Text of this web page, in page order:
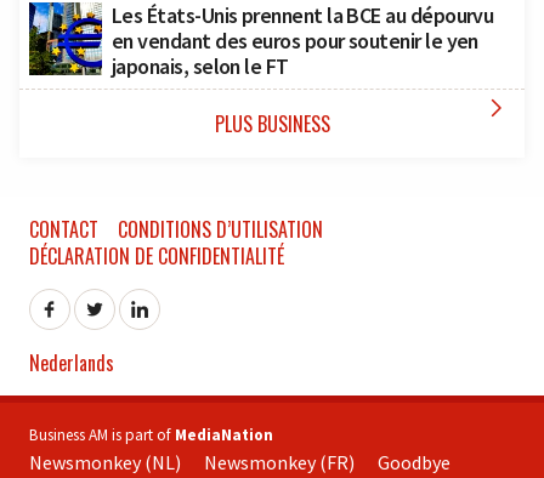
Les États-Unis prennent la BCE au dépourvu
en vendant des euros pour soutenir le yen
japonais, selon le FT
PLUS BUSINESS 
CONTACT
CONDITIONS D’UTILISATION
DÉCLARATION DE CONFIDENTIALITÉ
Nederlands
Business AM is part of MediaNation
Newsmonkey (NL) Newsmonkey (FR) Goodbye